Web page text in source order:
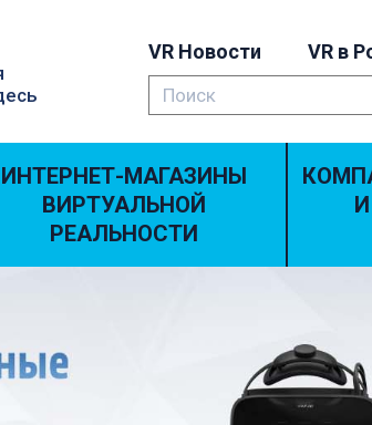
VR Новости VR в
ИНТЕРНЕТ-МАГАЗИНЫ
ВИРТУАЛЬНОЙ
РЕАЛЬНОСТИ